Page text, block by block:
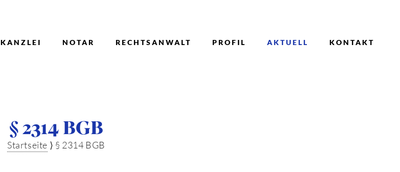
KANZLEI NOTAR RECHTSANWALT PROFIL AKTUELL KONTAKT
§ 2314 BGB
Startseite ⟩ § 2314 BGB